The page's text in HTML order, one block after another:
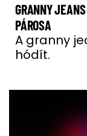
GRANNY
PÁROSA
A granny
hódít.